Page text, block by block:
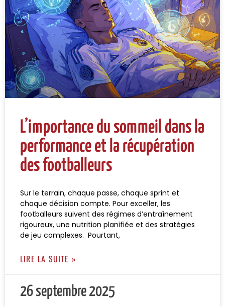
L’importance du sommeil dans la
performance et la récupération
des footballeurs
Sur le terrain, chaque passe, chaque sprint et
chaque décision compte. Pour exceller, les
footballeurs suivent des régimes d’entraînement
rigoureux, une nutrition planifiée et des stratégies
de jeu complexes. Pourtant,
LIRE LA SUITE »
26 septembre 2025